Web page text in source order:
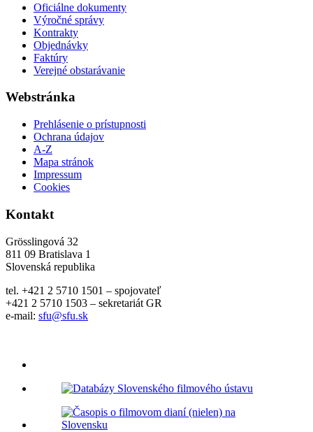
Oficiálne dokumenty
Výročné správy
Kontrakty
Objednávky
Faktúry
Verejné obstarávanie
Webstránka
Prehlásenie o prístupnosti
Ochrana údajov
A-Z
Mapa stránok
Impressum
Cookies
Kontakt
Grösslingová 32
811 09 Bratislava 1
Slovenská republika
tel. +421 2 5710 1501 – spojovateľ
+421 2 5710 1503 – sekretariát GR
e-mail: sfu@sfu.sk